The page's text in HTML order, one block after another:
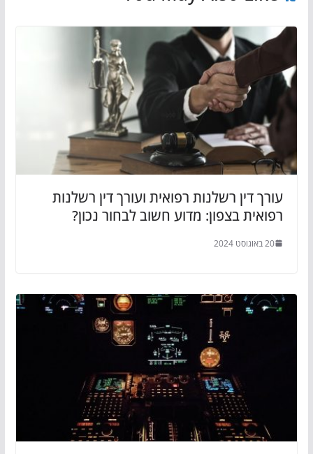
עורך דין רשלנות רפואית ועורך דין רשלנות
רפואית בצפון: מדוע חשוב לבחור נכון?
20 באוגוסט 2024